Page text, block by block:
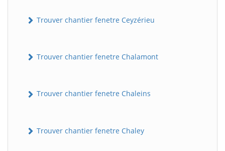
Trouver chantier fenetre Ceyzérieu
Trouver chantier fenetre Chalamont
Trouver chantier fenetre Chaleins
Trouver chantier fenetre Chaley